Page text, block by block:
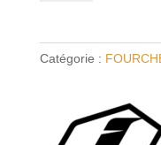
Pro
Catégorie :